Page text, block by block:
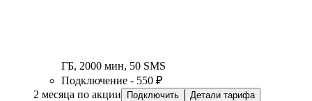
ГБ, 2000 мин, 50 SMS
Подключение - 550 ₽
2 месяца по акции
Подключить
Детали тарифа